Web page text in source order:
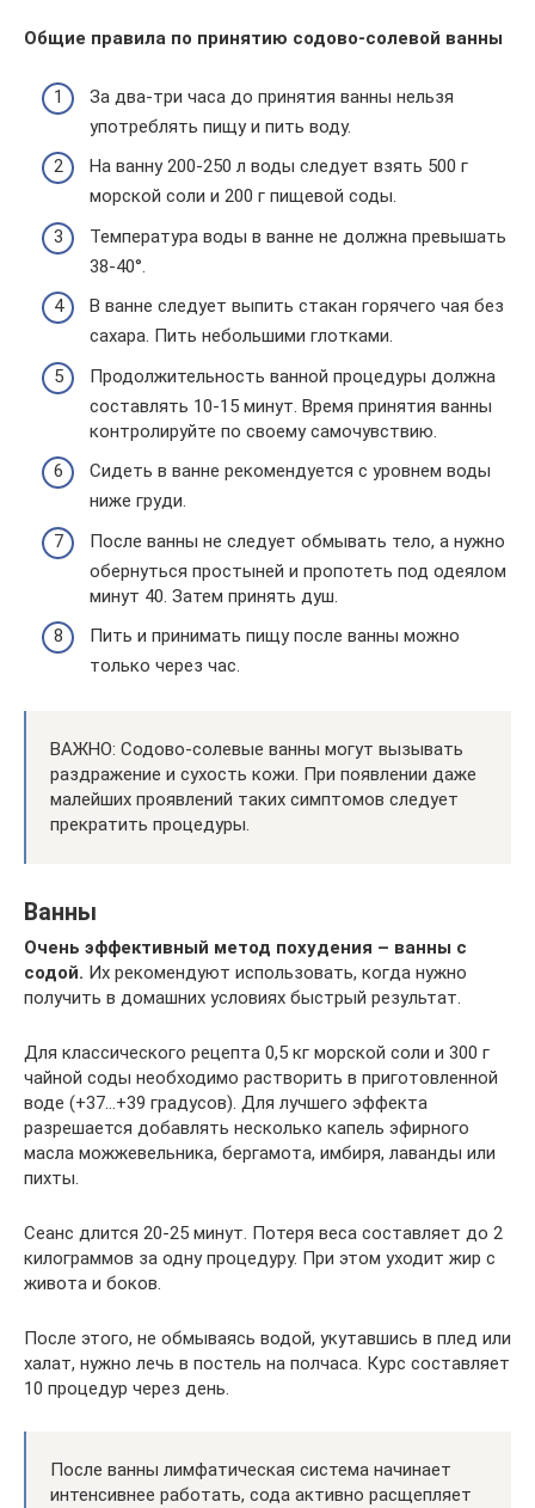
Общие правила по принятию содово-солевой ванны
За два-три часа до принятия ванны нельзя
употреблять пищу и пить воду.
На ванну 200-250 л воды следует взять 500 г
морской соли и 200 г пищевой соды.
Температура воды в ванне не должна превышать
38-40°.
В ванне следует выпить стакан горячего чая без
сахара. Пить небольшими глотками.
Продолжительность ванной процедуры должна
составлять 10-15 минут. Время принятия ванны
контролируйте по своему самочувствию.
Сидеть в ванне рекомендуется с уровнем воды
ниже груди.
После ванны не следует обмывать тело, а нужно
обернуться простыней и пропотеть под одеялом
минут 40. Затем принять душ.
Пить и принимать пищу после ванны можно
только через час.
ВАЖНО: Содово-солевые ванны могут вызывать
раздражение и сухость кожи. При появлении даже
малейших проявлений таких симптомов следует
прекратить процедуры.
Ванны
Очень эффективный метод похудения – ванны с
содой. Их рекомендуют использовать, когда нужно
получить в домашних условиях быстрый результат.
Для классического рецепта 0,5 кг морской соли и 300 г
чайной соды необходимо растворить в приготовленной
воде (+37…+39 градусов). Для лучшего эффекта
разрешается добавлять несколько капель эфирного
масла можжевельника, бергамота, имбиря, лаванды или
пихты.
Сеанс длится 20-25 минут. Потеря веса составляет до 2
килограммов за одну процедуру. При этом уходит жир с
живота и боков.
После этого, не обмываясь водой, укутавшись в плед или
халат, нужно лечь в постель на полчаса. Курс составляет
10 процедур через день.
После ванны лимфатическая система начинает
интенсивнее работать, сода активно расщепляет